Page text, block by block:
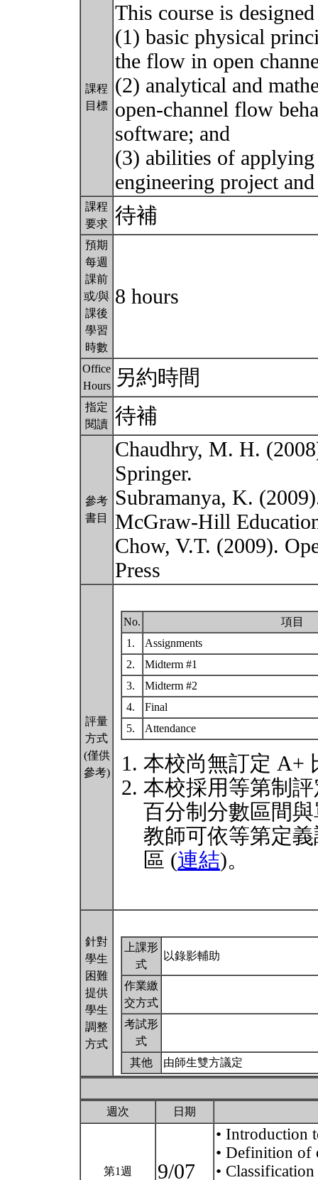
課程
目標
This course is
(1) basic physical
the flow in open
(2) analytical and
open-channel flow
software; and
(3) abilities of
engineering project
課程
要求 待補
預期
每週
課前
或/與
課後
學習
時數
8 hours
Office
Hours
另約時間
指定
閱讀 待補
參考
書目
Chaudhry, M. H.
Springer.
Subramanya, K.
McGraw-Hill
Chow, V.T. (2009).
Press
評量
方式
(僅供
參考)
No.
項目
1.
Assignments
2.
Midterm #1
3.
Midterm #2
4.
Final
5.
Attendance
本校尚無訂定 A+
本校採用等第制
百分制分數區間
教師可依等第定
區 (連結)。
針對
學生
困難
提供
學生
調整
方式
上課形
式
以錄影輔助
作業繳
交方式
考試形
式
其他
由師生雙方議定
週次 日期
第1週 9/07
• Introduction
• Definition of
•